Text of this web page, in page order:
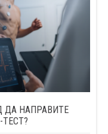
ДА НАПРАВИТЕ